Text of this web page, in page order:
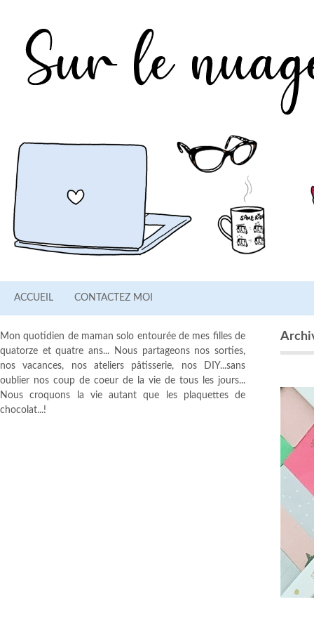
ACCUEIL CONTACTEZ MOI
Mon quotidien de maman solo entourée de mes filles de
quatorze et quatre ans... Nous partageons nos sorties,
nos vacances, nos ateliers pâtisserie, nos DIY...sans
oublier nos coup de coeur de la vie de tous les jours...
Nous croquons la vie autant que les plaquettes de
chocolat...!